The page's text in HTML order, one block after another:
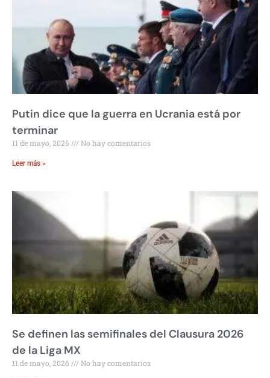
Putin dice que la guerra en Ucrania está por
terminar
11 de mayo, 2026 No hay comentarios
Leer más »
Se definen las semifinales del Clausura 2026
de la Liga MX
11 de mayo, 2026 No hay comentarios